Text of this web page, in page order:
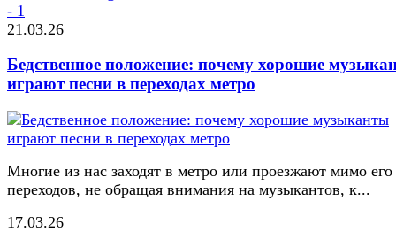
21.03.26
Бедственное положение: почему хорошие
играют песни в переходах метро
Многие из нас заходят в метро или проезжают мимо его
переходов, не обращая внимания на музыкантов, к...
17.03.26